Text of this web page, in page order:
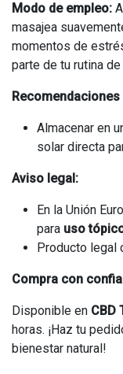
Modo de empleo:
masajea
momentos de
parte de tu rutina de
Almacenar en
solar directa
Aviso legal:
En la Unión
para uso
Producto legal
Compra con
Disponible en CBD
horas. ¡Haz tu
bienestar natural!